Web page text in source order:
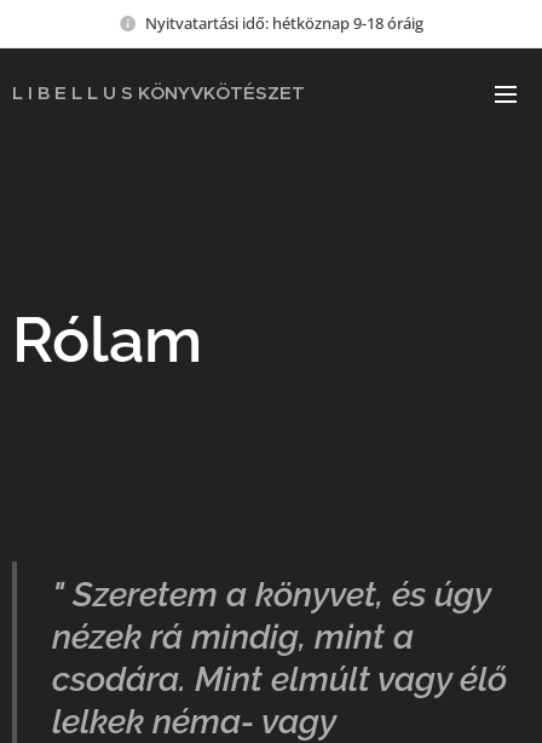
Nyitvatartási idő: hétköznap 9-18 óráig
L I B E L L U S KÖNYVKÖTÉSZET
Rólam
" Szeretem a könyvet, és úgy
nézek rá mindig, mint a
csodára. Mint elmúlt vagy élő
lelkek néma- vagy